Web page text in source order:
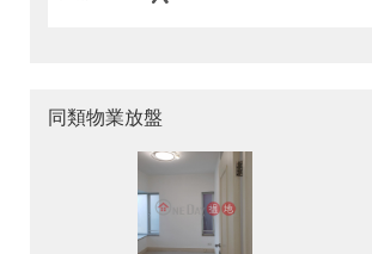
同類物業放盤